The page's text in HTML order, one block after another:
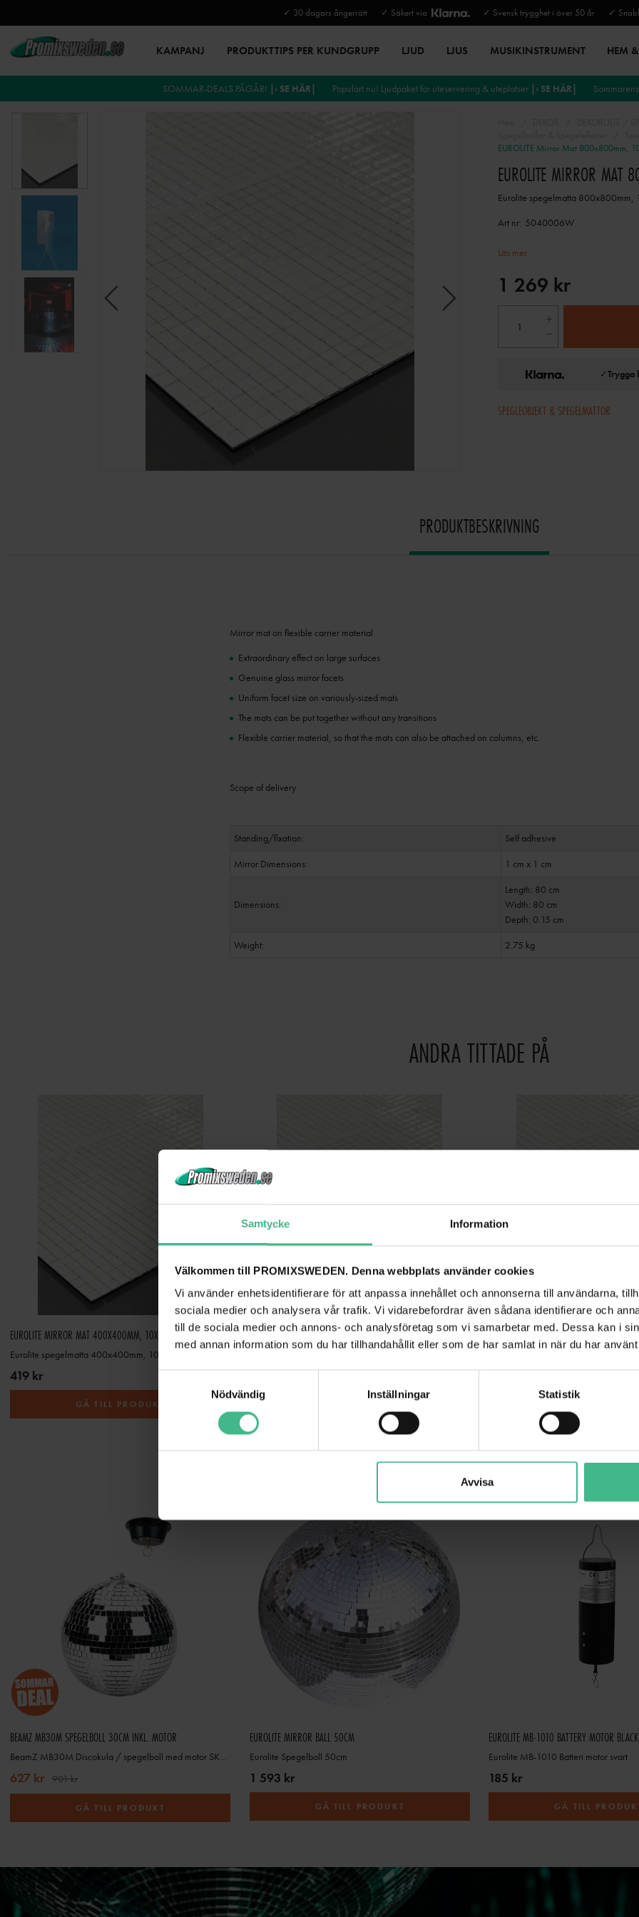
Samtycke Information
Välkommen till PROMIXSWEDEN. Denna webbplats använder cookies
Vi använder enhetsidentifierare för att anpassa innehållet och annonserna till användarna,
sociala medier och analysera vår trafik. Vi vidarebefordrar även sådana identifierare och
till de sociala medier och annons- och analysföretag som vi samarbetar med. Dessa kan i
med annan information som du har tillhandahållit eller som de har samlat in när du har
s
a
Nödvändig Inställningar Statistik
Avvisa
✓ 30 dagars ångerrätt ✓ Säkert via ✓ Svensk trygghet i över 50 år ✓
KAMPANJ PRODUKTTIPS PER KUNDGRUPP LJUD LJUS MUSIKINSTRUMENT HEM
SOMMAR-DEALS PÅGÅR! |› SE HÄR| Populärt nu! Ljudpaket för uteservering & uteplatser |› SE HÄR|
EUROLITE Mirror Mat 800x800mm,
EUROLITE MIRROR
Eurolite spegelmatta 800x800mm,
Art nr: 5040006W
Läs mer
1 269 kr
✓Trygga
SPEGLEOBJEKT & SPEGELMATTOR
PRODUKTBESKRIVNING
Mirror mat on flexible carrier material
Extraordinary effect on large surfaces
Genuine glass mirror facets
Uniform facet size on variously-sized mats
The mats can be put together without any transitions
Flexible carrier material, so that the mats can also be attached on columns, etc.
Scope of delivery
Standing/fixation:
Self adhesive
Mirror Dimensions:
1 cm x 1 cm
Dimensions:
Length: 80 cm
Width: 80 cm
Depth: 0.15 cm
Weight:
2.75 kg
ANDRA TITTADE PÅ
EUROLITE MIRROR MAT 400X400MM, 10X10MM MIRRORS
Eurolite spegelmatta 400x400mm, 10x10mm speglar
419 kr
GÅ TILL PRODUKT
EUROLITE MIRROR MAT 400X200MM, 10X10MM MIRRORS
264 kr
EUROLITE MIRROR MAT 200X200MM,
190 kr
ANDRA KUNDER KÖPTE OCKSÅ
BEAMZ MB30M SPEGELBOLL 30CM INKL. MOTOR
BeamZ MB30M Discokula / spegelboll med motor SKY-151.336
627 kr 901 kr
GÅ TILL PRODUKT
EUROLITE MIRROR BALL 50CM
Eurolite Spegelboll 50cm
1 593 kr
GÅ TILL PRODUKT
EUROLITE MB-1010 BATTERY MOTOR BLACK
Eurolite MB-1010 Batteri motor svart
185 kr
GÅ TILL